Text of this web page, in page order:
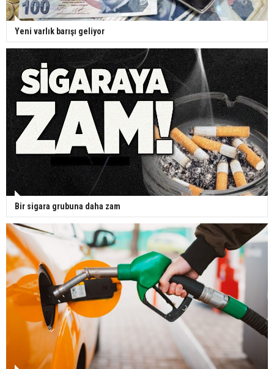
Yeni varlık barışı geliyor
Bir sigara grubuna daha zam